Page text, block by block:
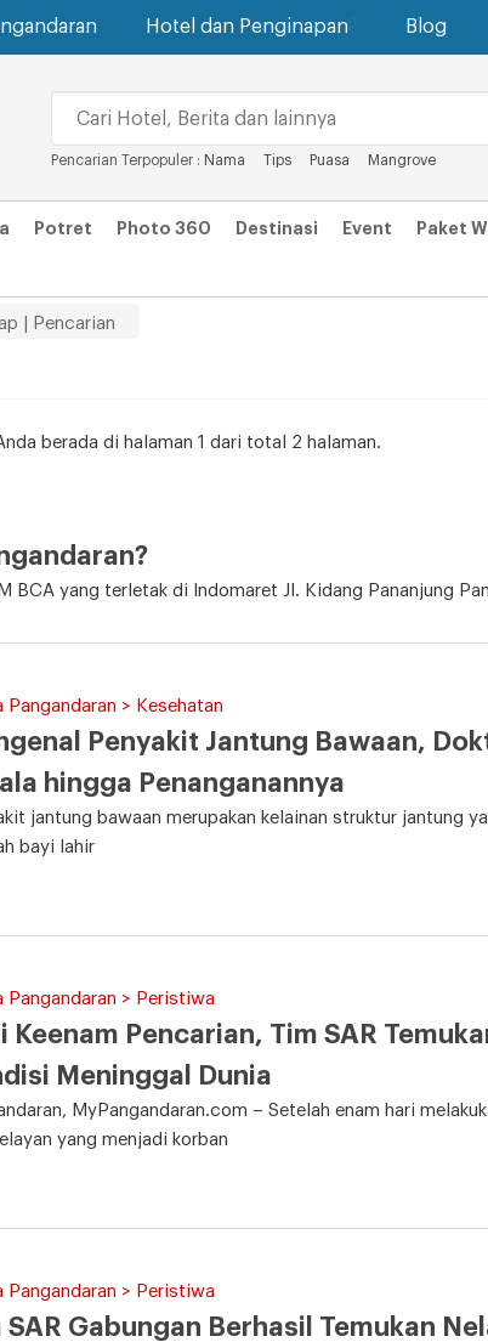
Hotel dan Penginapan Blog
Pencarian Terpopuler : Nama Tips Puasa Mangrove
Potret Photo 360 Destinasi Event Paket
| Pencarian
berada di halaman 1 dari total 2 halaman.
BCA yang terletak di Indomaret Jl. Kidang Pananjung
Pangandaran > Kesehatan
Penyakit Jantung Bawaan,
hingga Penanganannya
jantung bawaan merupakan kelainan struktur jantung
bayi lahir
Pangandaran > Peristiwa
Keenam Pencarian, Tim SAR
Meninggal Dunia
MyPangandaran.com – Setelah enam hari
yang menjadi korban
Pangandaran > Peristiwa
SAR Gabungan Berhasil Temukan